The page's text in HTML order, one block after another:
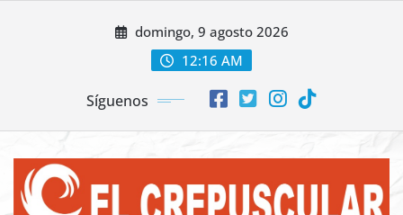
domingo, 9 agosto 2026
12:16 AM
Síguenos